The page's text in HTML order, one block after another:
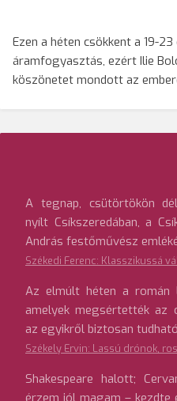
Ezen a héten csökkent a 19-
áramfogyasztás, ezért Ilie
köszönetet mondott az
A tegnap, csütörtökön
nyílt Csíkszeredában, a
András festőművész
Székedi Ferenc: Klasszikussá
Az elmúlt héten a
amelyek megsértették az
az egyikről biztosan
Székely Ervin: Lassú drónok,
Shakespeare halott;